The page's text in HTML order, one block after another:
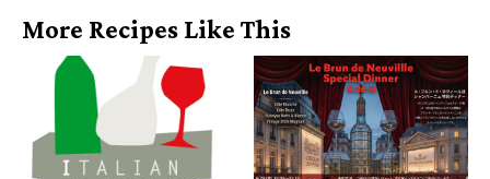
More Recipes Like This